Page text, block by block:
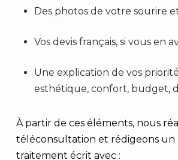
Des photos de votre sourire
Vos devis français, si vous en
Une explication de vos
esthétique, confort, budget,
À partir de ces éléments, nous
téléconsultation et rédigeons un
traitement écrit avec :